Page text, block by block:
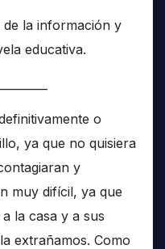
de la información y
educativa.
o
ya que no quisiera
y
muy difícil, ya que
la casa y a sus
extrañamos. Como